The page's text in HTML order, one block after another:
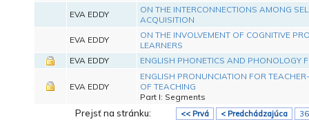
EVA EDDY
ON THE INTERCONNECTIONS AMONG
ACQUISITION
EVA EDDY
ON THE INVOLVEMENT OF COGNITIVE
LEARNERS
EVA EDDY
ENGLISH PHONETICS AND PHONOLOGY
EVA EDDY
ENGLISH PRONUNCIATION FOR
OF TEACHING
Part I: Segments
Prejsť na stránku: << Prvá < Predchádzajúca 36